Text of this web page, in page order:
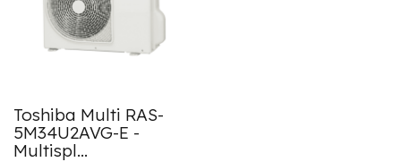
Toshiba Multi RAS-
5M34U2AVG-E -
Multispl...